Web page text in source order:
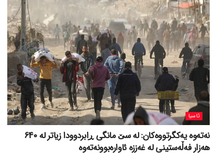
ئاسیا
نەتەوە یەکگرتووەکان: لە سێ مانگی ڕابردوودا زیاتر لە 640
هەزار فەڵەستینی لە غەززە ئاوارەبوونەتەوە